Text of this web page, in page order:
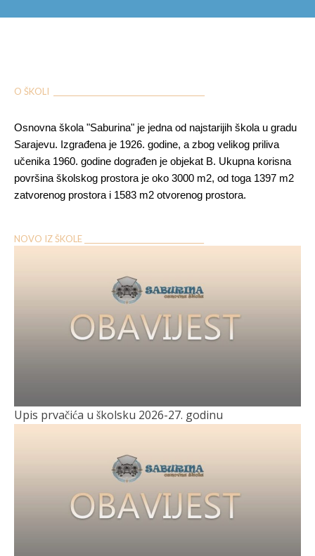
O ŠKOLI ___________________________________________
Osnovna škola "Saburina" je jedna od najstarijih škola u gradu
Sarajevu. Izgrađena je 1926. godine, a zbog velikog priliva
učenika 1960. godine dograđen je objekat B. Ukupna korisna
površina školskog prostora je oko 3000 m2, od toga 1397 m2
zatvorenog prostora i 1583 m2 otvorenog prostora.
NOVO IZ ŠKOLE __________________________________
Upis prvačića u školsku 2026-27. godinu